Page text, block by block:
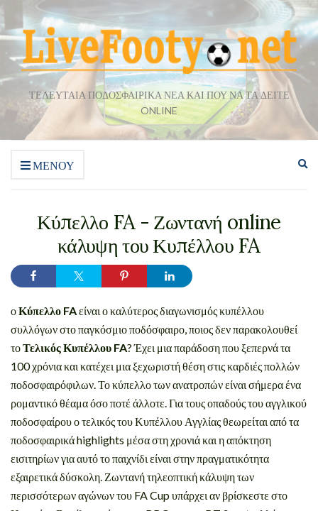
ΤΕΛΕΥΤΑΊΑ ΠΟΔΟΣΦΑΙΡΙΚΆ ΝΈΑ ΚΑΙ ΠΟΎ ΝΑ ΤΑ ΔΕΊΤΕ
ONLINE
ΜΕΝΟΎ
Κύπελλο FA - Ζωντανή online
κάλυψη του Κυπέλλου FA
οΚύπελλο FAείναι ο καλύτερος διαγωνισμός κυπέλλου
συλλόγων στο παγκόσμιο ποδόσφαιρο, ποιος δεν παρακολουθεί
τοΤελικός Κυπέλλου FA? Έχει μια παράδοση που ξεπερνά τα
100 χρόνια και κατέχει μια ξεχωριστή θέση στις καρδιές πολλών
ποδοσφαιρόφιλων. Το κύπελλο των ανατροπών είναι σήμερα ένα
ρομαντικό θέαμα όσο ποτέ άλλοτε. Για τους οπαδούς του αγγλικού
ποδοσφαίρου ο τελικός του Κυπέλλου Αγγλίας θεωρείται από τα
ποδοσφαιρικά highlights μέσα στη χρονιά και η απόκτηση
εισιτηρίων για αυτό το παιχνίδι είναι στην πραγματικότητα
εξαιρετικά δύσκολη. Ζωντανή τηλεοπτική κάλυψη των
περισσότερων αγώνων του FA Cup υπάρχει αν βρίσκεστε στο